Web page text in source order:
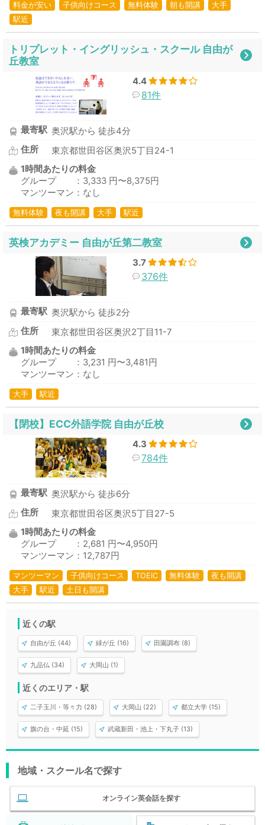
料金が安い 子供向けコース 無料体験 朝も開講
大手
駅近
トリプレット・イングリッシュ・スクール 自由が
丘教室
4.4
81件
最寄駅 奥沢駅から 徒歩4分
住所
東京都世田谷区奥沢5丁目24-1
1時間あたりの料金
グループ ：3,333 円〜8,375円
マンツーマン：なし
無料体験 夜も開講 大手 駅近
英検アカデミー 自由が丘第二教室
3.7
376件
最寄駅 奥沢駅から 徒歩2分
住所
東京都世田谷区奥沢2丁目11-7
1時間あたりの料金
グループ ：3,231 円〜3,481円
マンツーマン：なし
大手 駅近
【閉校】ECC外語学院 自由が丘校
4.3
784件
最寄駅 奥沢駅から 徒歩6分
住所
東京都世田谷区奥沢5丁目27-5
1時間あたりの料金
グループ ：2,681 円〜4,950円
マンツーマン：12,787円
マンツーマン 子供向けコース TOEIC 無料体験
夜も開講
大手
駅近 土日も開講
近くの駅
自由が丘 (44) 緑が丘 (16) 田園調布 (8)
九品仏 (34) 大岡山 (1)
近くのエリア・駅
二子玉川・等々力 (28) 大岡山 (22) 都立大学 (15)
旗の台・中延 (15) 武蔵新田・池上・下丸子 (13)
地域・スクール名で探す
オンライン英会話を探す